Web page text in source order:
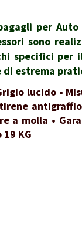
per
sono
specifici
estrema
lucido •
a molla •
KG